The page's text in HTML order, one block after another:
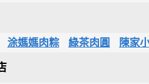
涂媽媽肉粽 綠茶肉圓 陳家